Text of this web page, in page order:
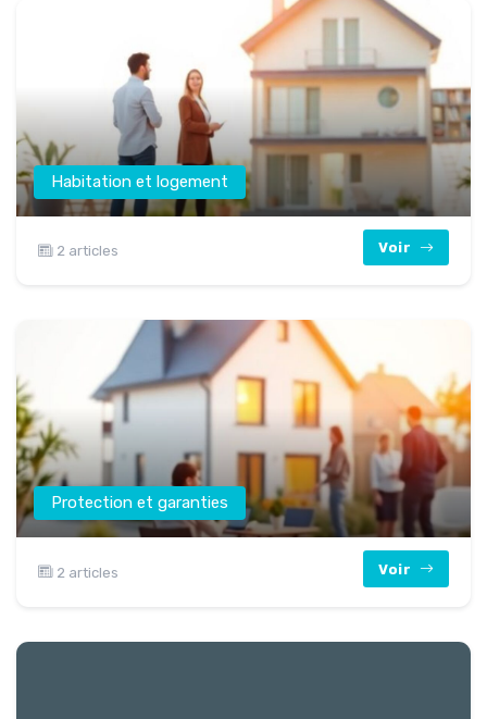
Habitation et logement
2 articles Voir
Protection et garanties
2 articles Voir